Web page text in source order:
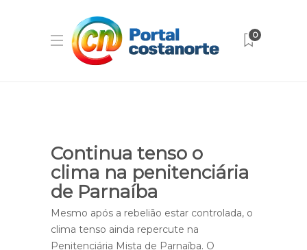
0
Continua tenso o
clima na penitenciária
de Parnaíba
Mesmo após a rebelião estar controlada, o
clima tenso ainda repercute na
Penitenciária Mista de Parnaíba. O